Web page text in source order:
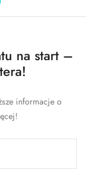
na start –
informacje o